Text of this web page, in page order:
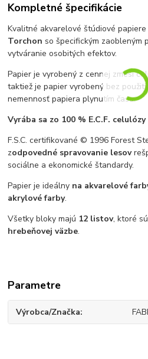
Kompletné špecifikácie
Kvalitné akvarelové štúdiové papiere
Torchon so špecifickým zaobleným
vytváranie osobitých efektov.
Papier je vyrobený z cennej zmesi
taktiež je papier vyrobený bez
nemennosť papiera plynutím času.
Vyrába sa zo 100 % E.C.F. celulózy
F.S.C. certifikované © 1996 Forest
zodpovedné spravovanie lesov
sociálne a ekonomické štandardy.
Papier je ideálny na akvarelové
akrylové farby.
Všetky bloky majú 12 listov, ktoré
hrebeňovej väzbe.
Parametre
Výrobca/Značka